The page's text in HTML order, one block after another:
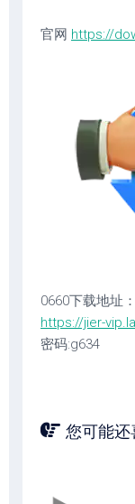
官网 https://
0660下载地址：
https://jier-
密码:g634
您可能还